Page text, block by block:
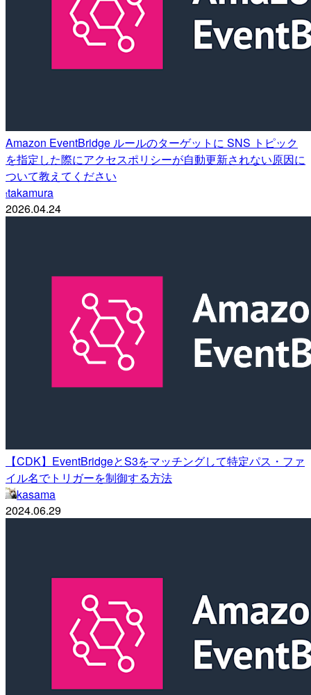
Amazon EventBridge ルールのターゲットに SNS トピック
を指定した際にアクセスポリシーが自動更新されない原因に
ついて教えてください
ttakamura
2026.04.24
【CDK】EventBridgeとS3をマッチングして特定パス・ファ
イル名でトリガーを制御する方法
kasama
2024.06.29